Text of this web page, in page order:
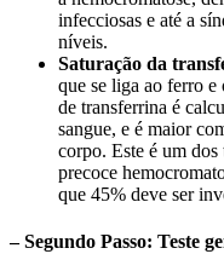
infecciosas e até a
níveis.
Saturação da
que se liga ao ferro e
de transferrina é
sangue, e é maior
corpo. Este é um dos
precoce
que 45% deve ser
– Segundo Passo: Teste